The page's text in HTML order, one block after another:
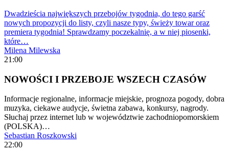
Dwadzieścia największych przebojów tygodnia, do tego garść
nowych propozycji do listy, czyli nasze typy, świeży towar oraz
premiera tygodnia! Sprawdzamy poczekalnię, a w niej piosenki,
które…
Milena Milewska
21:00
NOWOŚCI I PRZEBOJE WSZECH CZASÓW
Informacje regionalne, informacje miejskie, prognoza pogody, dobra
muzyka, ciekawe audycje, świetna zabawa, konkursy, nagrody.
Słuchaj przez internet lub w województwie zachodniopomorskiem
(POLSKA)…
Sebastian Roszkowski
22:00